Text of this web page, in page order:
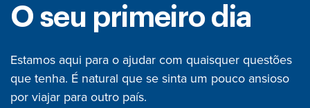
O seu primeiro dia
Estamos aqui para o ajudar com quaisquer questões
que tenha. É natural que se sinta um pouco ansioso
por viajar para outro país.